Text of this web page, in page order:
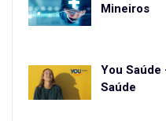
Mineiros
You Saúde
Saúde